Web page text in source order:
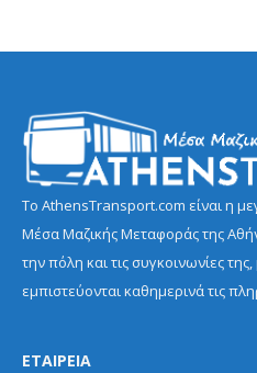
Το AthensTransport.com είναι η
Μέσα Μαζικής Μεταφοράς της
την πόλη και τις συγκοινωνίες
εμπιστεύονται καθημερινά τις
ΕΤΑΙΡΕΙΑ